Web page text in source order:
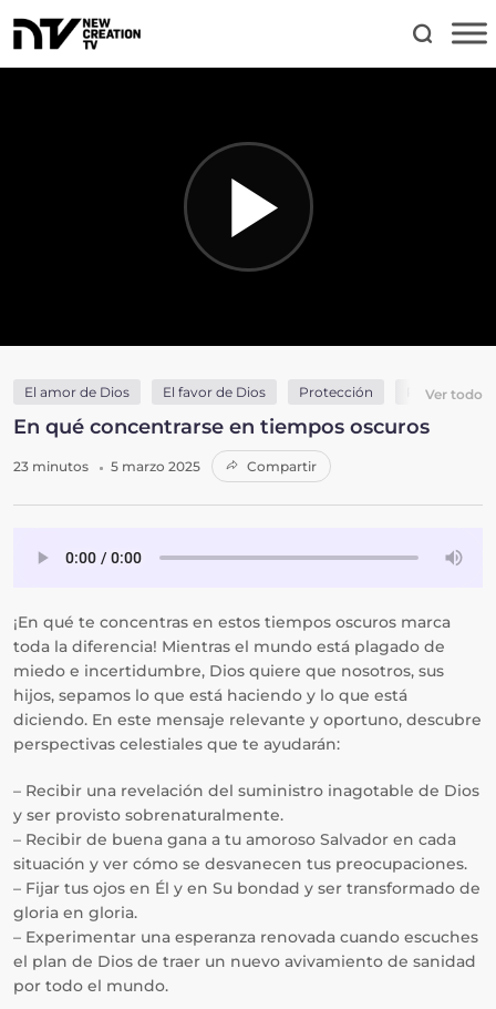
El amor de Dios El favor de Dios Protección Relación
Ver todo
En qué concentrarse en tiempos oscuros
23 minutos 5 marzo 2025 Compartir
¡En qué te concentras en estos tiempos oscuros marca
toda la diferencia! Mientras el mundo está plagado de
miedo e incertidumbre, Dios quiere que nosotros, sus
hijos, sepamos lo que está haciendo y lo que está
diciendo. En este mensaje relevante y oportuno, descubre
perspectivas celestiales que te ayudarán:
– Recibir una revelación del suministro inagotable de Dios
y ser provisto sobrenaturalmente.
– Recibir de buena gana a tu amoroso Salvador en cada
situación y ver cómo se desvanecen tus preocupaciones.
– Fijar tus ojos en Él y en Su bondad y ser transformado de
gloria en gloria.
– Experimentar una esperanza renovada cuando escuches
el plan de Dios de traer un nuevo avivamiento de sanidad
por todo el mundo.